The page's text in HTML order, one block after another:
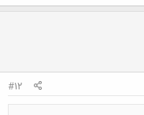
#12